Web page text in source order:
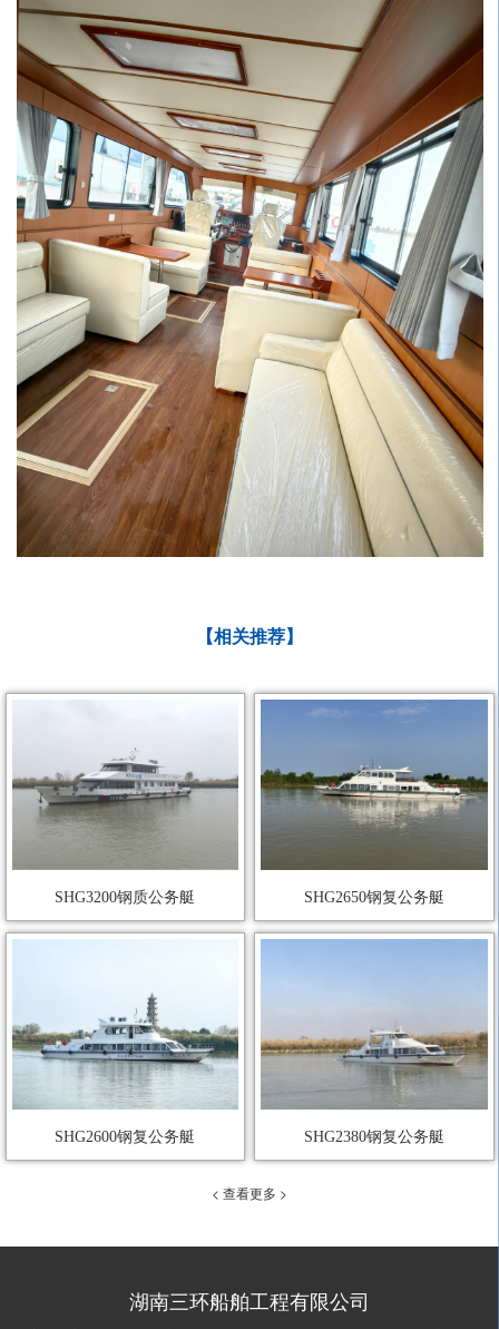
【相关推荐】
SHG3200钢质公务艇 SHG2650钢复公务艇
SHG2600钢复公务艇 SHG2380钢复公务艇
< 查看更多 >
湖南三环船舶工程有限公司